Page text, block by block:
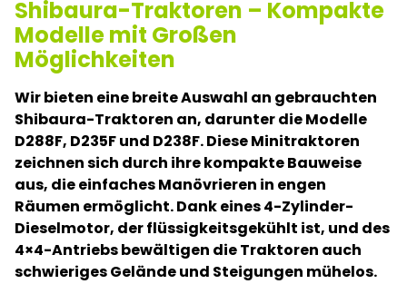
Shibaura-Traktoren – Kompakte
Modelle mit Großen
Möglichkeiten
Wir bieten eine breite Auswahl an gebrauchten
Shibaura-Traktoren an, darunter die Modelle
D288F, D235F und D238F. Diese Minitraktoren
zeichnen sich durch ihre kompakte Bauweise
aus, die einfaches Manövrieren in engen
Räumen ermöglicht. Dank eines 4-Zylinder-
Dieselmotor, der flüssigkeitsgekühlt ist, und des
4×4-Antriebs bewältigen die Traktoren auch
schwieriges Gelände und Steigungen mühelos.